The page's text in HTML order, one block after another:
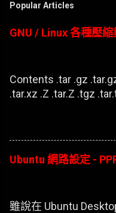
Popular Articles
GNU / Linux 各種壓
Contents .tar .gz
.tar.xz .Z .tar.Z .tgz
Ubuntu 網路設定 -
雖說在 Ubuntu